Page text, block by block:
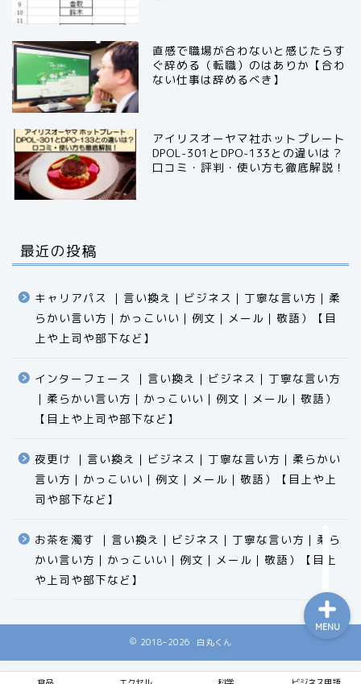
直感で職場が合わないと感じたらす
ぐ辞める（転職）のはありか【合わ
ない仕事は辞めるべき】
アイリスオーヤマ社ホットプレート
DPOL-301とDPO-133との違いは？
口コミ・評判・使い方も徹底解説！
最近の投稿
キャリアパス ｜言い換え｜ビジネス｜丁寧な言い方｜柔
らかい言い方｜かっこいい｜例文｜メール｜敬語）【目
上や上司や部下など】​​​​​​​​​​​​​​​​
インターフェース ｜言い換え｜ビジネス｜丁寧な言い方
｜柔らかい言い方｜かっこいい｜例文｜メール｜敬語）
【目上や上司や部下など】​​​​​​​​​​​​​​​​
夜更け ｜言い換え｜ビジネス｜丁寧な言い方｜柔らかい
言い方｜かっこいい｜例文｜メール｜敬語）【目上や上
司や部下など】​​​​​​​​​​​​​​​​
お茶を濁す ｜言い換え｜ビジネス｜丁寧な言い方｜柔ら
かい言い方｜かっこいい｜例文｜メール｜敬語）【目上
や上司や部下など】​​​​​​​​​​​​​​​​
2018–2026 白丸くん
MENU
食品
科学
ビジネス用語